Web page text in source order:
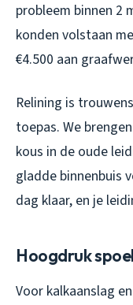
probleem binnen 2
konden volstaan
€4.500 aan
Relining is
toepas. We
kous in de oude
gladde binnenbuis
dag klaar, en je
Hoogdruk
Voor kalkaanslag